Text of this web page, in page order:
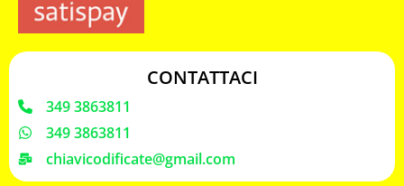
CONTATTACI
349 3863811
349 3863811
chiavicodificate@gmail.com